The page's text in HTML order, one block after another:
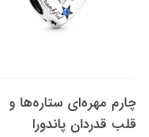
چارم مهره‌ای ستاره‌ها و
قلب قدردان پاندورا